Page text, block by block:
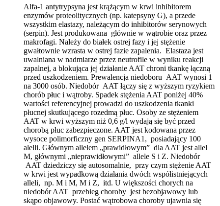
Alfa-1 antytrypsyna jest krążącym w krwi inhibitorem
enzymów proteolitycznych (np. katepsyny G), a przede
wszystkim elastazy, należącym do inhibitorów serynowych
(serpin). Jest produkowana głównie w wątrobie oraz przez
makrofagi. Należy do białek ostrej fazy i jej stężenie
gwałtownie wzrasta w ostrej fazie zapalenia. Elastaza jest
uwalniana w nadmiarze przez neutrofile w wyniku reakcji
zapalnej, a blokująca jej działanie AAT chroni tkankę łączną
przed uszkodzeniem. Prewalencja niedoboru AAT wynosi 1
na 3000 osób. Niedobór AAT łączy się z wyższym ryzykiem
chorób płuc i wątroby. Spadek stężenia AAT poniżej 40%
wartości referencyjnej prowadzi do uszkodzenia tkanki
płucnej skutkującego rozedmą płuc. Osoby ze stężeniem
AAT w krwi wyższym niż 0,6 g/l wydają się być przed
chorobą płuc zabezpieczone. AAT jest kodowana przez
wysoce polimorficzny gen SERPINA1, posiadający 100
alelli. Głównym allelem „prawidłowym” dla AAT jest allel
M, głównymi „nieprawidłowymi” allele S i Z. Niedobór
AAT dziedziczy się autosomalnie, przy czym stężenie AAT
w krwi jest wypadkową działania dwóch współistniejących
alleli, np. M i M, M i Z, itd. U większości chorych na
niedobór AAT przebieg choroby jest bezobjawowy lub
skąpo objawowy. Postać wątrobowa choroby ujawnia się